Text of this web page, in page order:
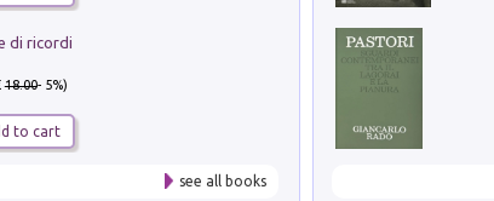
di ricordi
18.00- 5%)
to cart
see all books